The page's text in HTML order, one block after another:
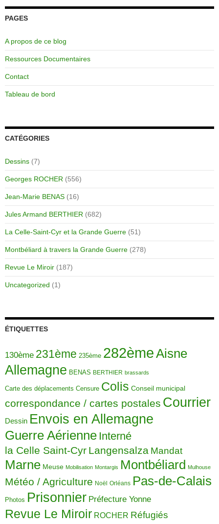
PAGES
A propos de ce blog
Ressources Documentaires
Contact
Tableau de bord
CATÉGORIES
Dessins (7)
Georges ROCHER (556)
Jean-Marie BENAS (16)
Jules Armand BERTHIER (682)
La Celle-Saint-Cyr et la Grande Guerre (51)
Montbéliard à travers la Grande Guerre (278)
Revue Le Miroir (187)
Uncategorized (1)
ÉTIQUETTES
130ème 231ème 235ème 282èmeAisne
Allemagne BENAS BERTHIER brassards
Carte des déplacements Censure Colis Conseil municipal
correspondance / cartes postales Courrier
Dessin Envois en Allemagne
Guerre Aérienne Interné
la Celle Saint-Cyr Langensalza Mandat
Marne Meuse Mobilisation Montargis Montbéliard Mulhouse
Météo / Agriculture Noël Orléans Pas-de-Calais
Photos Prisonnier Préfecture Yonne
Revue Le Miroir ROCHER Réfugiés